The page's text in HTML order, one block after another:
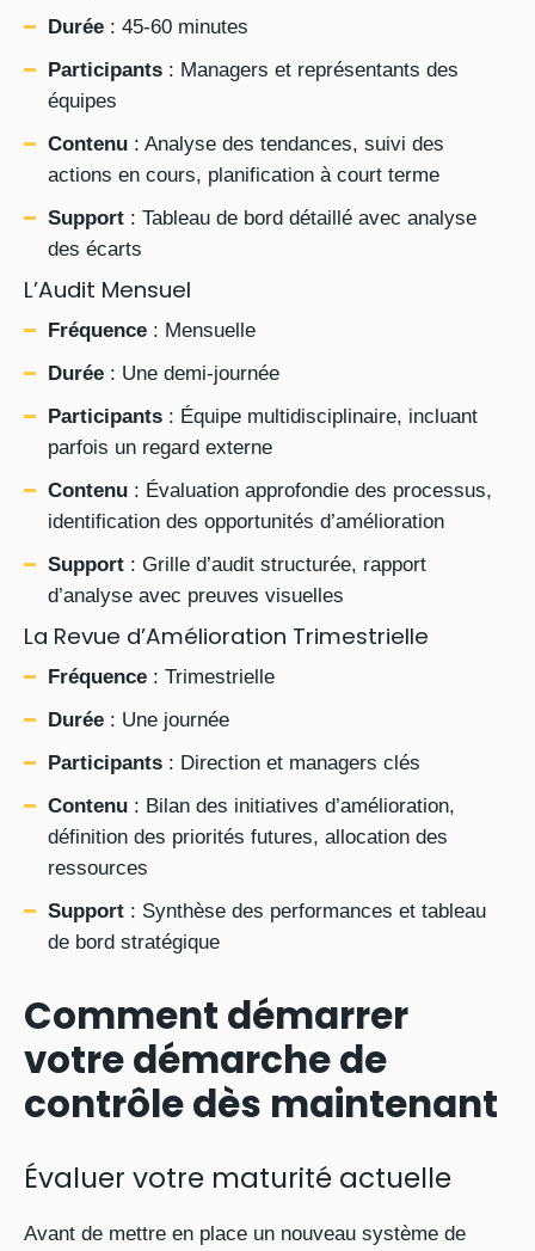
Durée : 45-60 minutes
Participants : Managers et représentants des
équipes
Contenu : Analyse des tendances, suivi des
actions en cours, planification à court terme
Support : Tableau de bord détaillé avec analyse
des écarts
L’Audit Mensuel
Fréquence : Mensuelle
Durée : Une demi-journée
Participants : Équipe multidisciplinaire, incluant
parfois un regard externe
Contenu : Évaluation approfondie des processus,
identification des opportunités d’amélioration
Support : Grille d’audit structurée, rapport
d’analyse avec preuves visuelles
La Revue d’Amélioration Trimestrielle
Fréquence : Trimestrielle
Durée : Une journée
Participants : Direction et managers clés
Contenu : Bilan des initiatives d’amélioration,
définition des priorités futures, allocation des
ressources
Support : Synthèse des performances et tableau
de bord stratégique
Comment démarrer
votre démarche de
contrôle dès maintenant
Évaluer votre maturité actuelle
Avant de mettre en place un nouveau système de